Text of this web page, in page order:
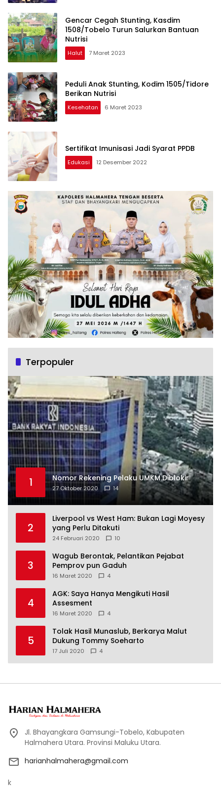
Gencar Cegah Stunting, Kasdim
1508/Tobelo Turun Salurkan Bantuan
Nutrisi
Halut 7 Maret 2023
Peduli Anak Stunting, Kodim 1505/Tidore
Berikan Nutrisi
Kesehatan 6 Maret 2023
Sertifikat Imunisasi Jadi Syarat PPDB
Edukasi 12 Desember 2022
Terpopuler
1 Nomor Rekening Pelaku UMKM Diblokir
27 Oktober 2020 14
2
Liverpool vs West Ham: Bukan Lagi Moyesy
yang Perlu Ditakuti
24 Februari 2020 10
3
Wagub Berontak, Pelantikan Pejabat
Pemprov pun Gaduh
16 Maret 2020 4
4
AGK: Saya Hanya Mengikuti Hasil
Assesment
16 Maret 2020 4
5
Tolak Hasil Munaslub, Berkarya Malut
Dukung Tommy Soeharto
17 Juli 2020 4
Jl. Bhayangkara Gamsungi-Tobelo, Kabupaten
Halmahera Utara. Provinsi Maluku Utara.
harianhalmahera@gmail.com
k